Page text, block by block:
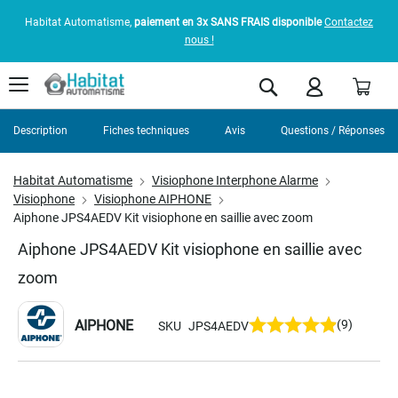
Habitat Automatisme, paiement en 3x SANS FRAIS disponible Contactez
nous !
Rechercher
Habitat Automatisme
Visiophone Interphone Alarme
Visiophone
Visiophone AIPHONE
Aiphone JPS4AEDV Kit visiophone en saillie avec zoom
Aiphone JPS4AEDV Kit visiophone en saillie avec
zoom
AIPHONE SKU JPS4AEDV (9)
Description Fiches techniques Avis Questions / Réponses